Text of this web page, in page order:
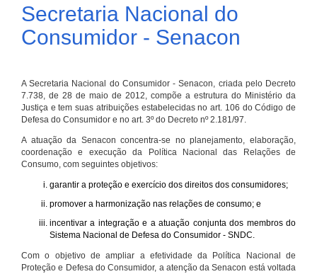
Secretaria Nacional do
Consumidor - Senacon
A Secretaria Nacional do Consumidor - Senacon, criada pelo Decreto
7.738, de 28 de maio de 2012, compõe a estrutura do Ministério da
Justiça e tem suas atribuições estabelecidas no art. 106 do Código de
Defesa do Consumidor e no art. 3º do Decreto nº 2.181/97.
A atuação da Senacon concentra-se no planejamento, elaboração,
coordenação e execução da Política Nacional das Relações de
Consumo, com seguintes objetivos:
garantir a proteção e exercício dos direitos dos consumidores;
promover a harmonização nas relações de consumo; e
incentivar a integração e a atuação conjunta dos membros do
Sistema Nacional de Defesa do Consumidor - SNDC.
Com o objetivo de ampliar a efetividade da Política Nacional de
Proteção e Defesa do Consumidor, a atenção da Senacon está voltada